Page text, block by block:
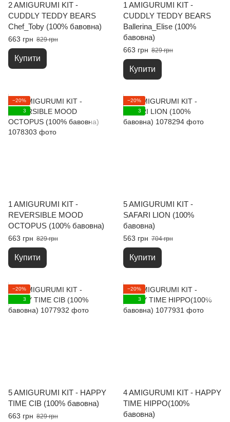
2 AMIGURUMI KIT -
CUDDLY TEDDY BEARS
Chef_Toby (100% бавовна)
663 грн 829 грн
Купити
1 AMIGURUMI KIT -
CUDDLY TEDDY BEARS
Ballerina_Elise (100%
бавовна)
663 грн 829 грн
Купити
−20%
3
1 AMIGURUMI KIT -
REVERSIBLE MOOD
OCTOPUS (100% бавовна)
663 грн 829 грн
Купити
−20%
3
5 AMIGURUMI KIT -
SAFARI LION (100%
бавовна)
563 грн 704 грн
Купити
−20%
3
5 AMIGURUMI KIT - HAPPY
TIME CIB (100% бавовна)
663 грн 829 грн
−20%
3
4 AMIGURUMI KIT - HAPPY
TIME HIPPO(100%
бавовна)